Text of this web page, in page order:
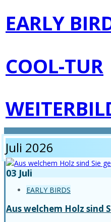
EARLY
COOL-TUR
Juli 2026
03 Juli
EARLY BIRDS
Aus welchem Holz sind